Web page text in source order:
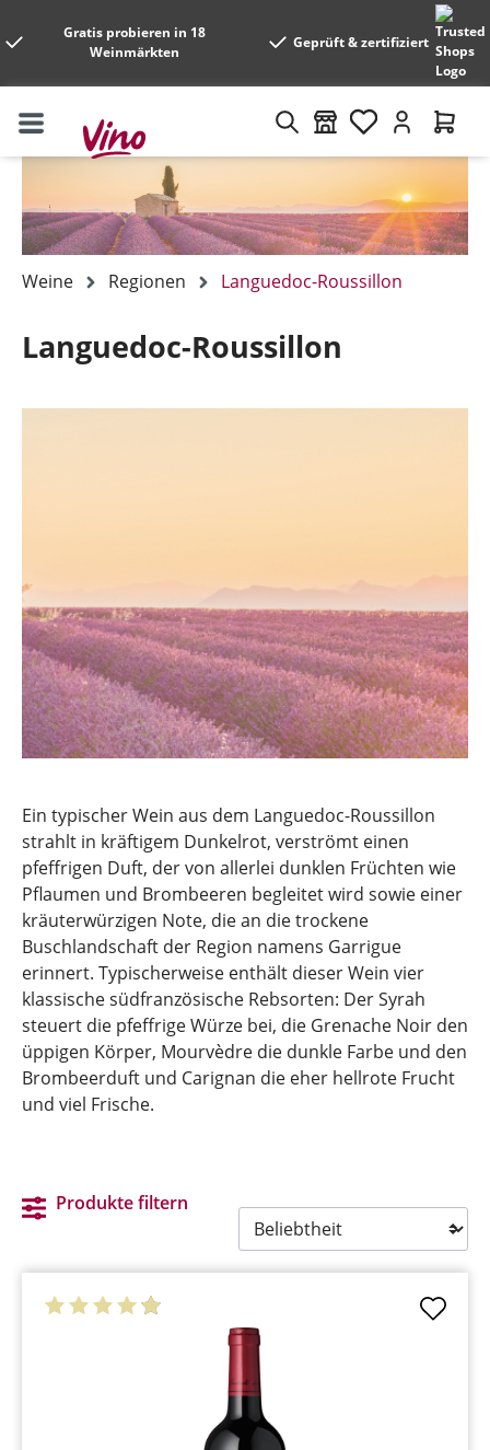
Gratis probieren in 18
Weinmärkten
Geprüft & zertifiziert
Weine Regionen Languedoc-Roussillon
Languedoc-Roussillon
Ein typischer Wein aus dem Languedoc-Roussillon
strahlt in kräftigem Dunkelrot, verströmt einen
pfeffrigen Duft, der von allerlei dunklen Früchten wie
Pflaumen und Brombeeren begleitet wird sowie einer
kräuterwürzigen Note, die an die trockene
Buschlandschaft der Region namens Garrigue
erinnert. Typischerweise enthält dieser Wein vier
klassische südfranzösische Rebsorten: Der Syrah
steuert die pfeffrige Würze bei, die Grenache Noir den
üppigen Körper, Mourvèdre die dunkle Farbe und den
Brombeerduft und Carignan die eher hellrote Frucht
und viel Frische.
Produkte filtern